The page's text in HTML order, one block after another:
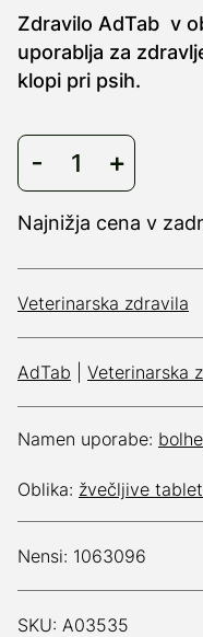
Zdravilo AdTab v
uporablja za
klopi pri psih.
Najnižja cena v
Veterinarska zdravila
AdTab Veterinarska
Namen uporabe: bolhe
Oblika: žvečljive
Nensi: 1063096
SKU: A03535